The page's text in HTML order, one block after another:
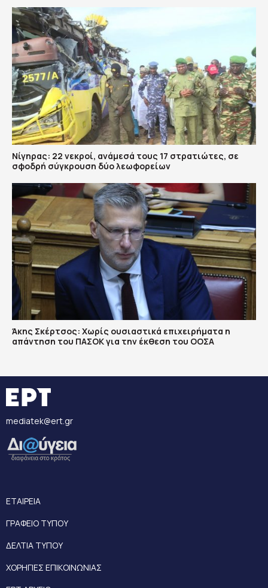
Νίγηρας: 22 νεκροί, ανάμεσά τους 17 στρατιώτες, σε
σφοδρή σύγκρουση δύο λεωφορείων
Άκης Σκέρτσος: Χωρίς ουσιαστικά επιχειρήματα η
απάντηση του ΠΑΣΟΚ για την έκθεση του ΟΟΣΑ
mediatek@ert.gr
ΕΤΑΙΡΕΙΑ
ΓΡΑΦΕΙΟ ΤΥΠΟΥ
ΔΕΛΤΙΑ ΤΥΠΟΥ
ΧΟΡΗΓΙΕΣ ΕΠΙΚΟΙΝΩΝΙΑΣ